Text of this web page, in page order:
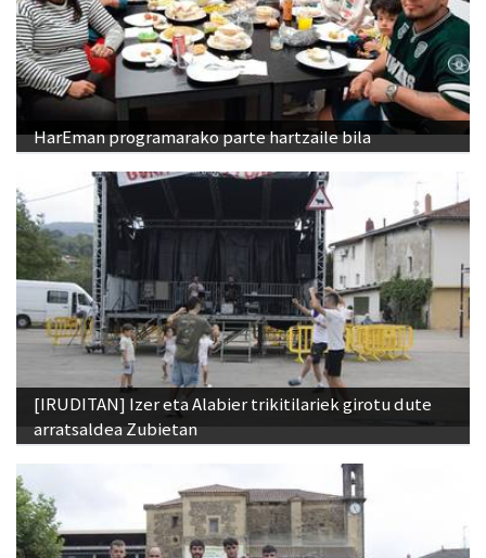
HarEman programarako parte hartzaile bila
[IRUDITAN] Izer eta Alabier trikitilariek girotu dute
arratsaldea Zubietan